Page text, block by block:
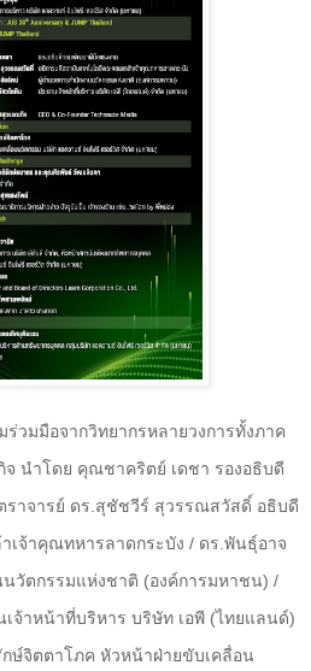
วมมือจากวิทยากรหลายวงการทั้งภาค
จ นำโดย คุณชาคริตย์ เดชา รองอธิบดี
าจารย์ ดร.สุชัชวีร์ สุวรรณสวัสดิ์ อธิบดี
เจ้าคุณทหารลาดกระบัง / ดร.พันธุ์อาจ
วัตกรรมแห่งชาติ (องค์การมหาชน) /
จ้าหน้าที่บริหาร บริษัท เอพี (ไทยแลนด์)
ษ์จิตตาโภค หัวหน้าฝ่ายขับเคลื่อน